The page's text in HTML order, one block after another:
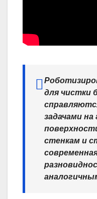
для чистки
задачами на
стенкам и